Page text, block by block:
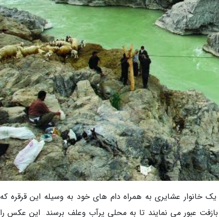
خانوار عشایری به همراه دام های خود به وسیله این قرقره که
عبور می نمایند تا به محلی پرآب وعلف برسند. این عکس را